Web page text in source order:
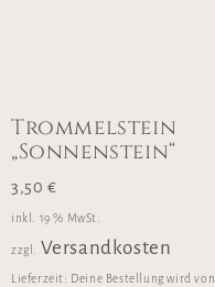
Trommelstein
„Sonnenstein“
3,50 €
inkl. 19 % MwSt.
zzgl. Versandkosten
Lieferzeit: Deine Bestellung wird von